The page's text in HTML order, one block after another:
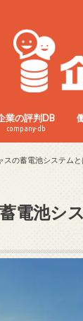
業の評判DB
company-db
スの蓄電池システム
電池シ